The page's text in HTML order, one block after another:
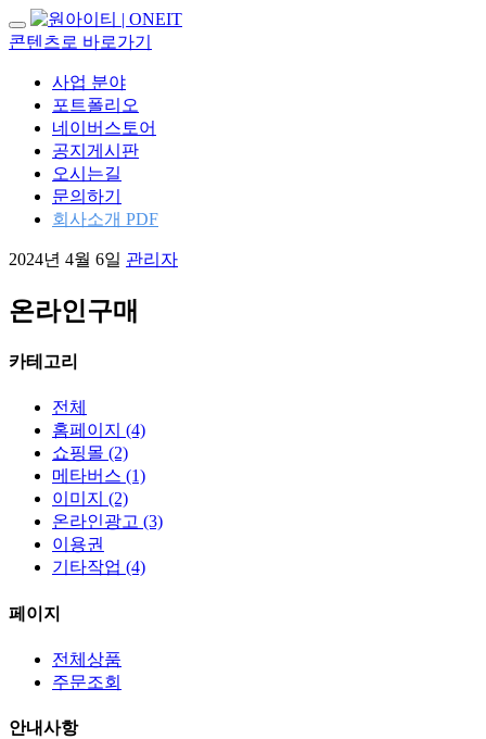
내
비
콘텐츠로 바로가기
사업 분야
포트폴리오
네이버스토어
공지게시판
오시는길
문의하기
회사소개 PDF
2024년 4월 6일 관리자
온라인구매
카테고리
전체
홈페이지 (4)
쇼핑몰 (2)
메타버스 (1)
이미지 (2)
온라인광고 (3)
이용권
기타작업 (4)
페이지
전체상품
주문조회
안내사항